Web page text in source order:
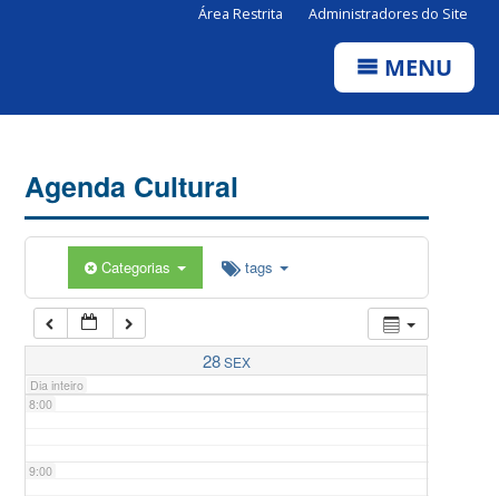
Área Restrita Administradores do Site
MENU
Agenda Cultural
Categorias tags
28SEX
Dia inteiro
5:00
7:00
8:00
9:00